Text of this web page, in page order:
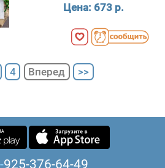
Цена: 673 р.
4 Вперед >>
925-376-64-49